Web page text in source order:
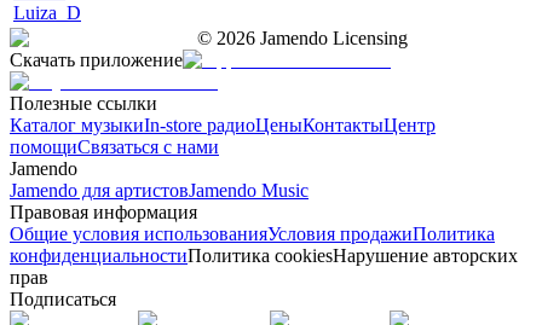
Luiza_D
© 2026 Jamendo Licensing
Скачать приложение
Полезные ссылки
Каталог музыкиIn-store радиоЦеныКонтактыЦентр
помощиСвязаться с нами
Jamendo
Jamendo для артистовJamendo Music
Правовая информация
Общие условия использованияУсловия продажиПолитика
конфиденциальностиПолитика cookiesНарушение авторских
прав
Подписаться